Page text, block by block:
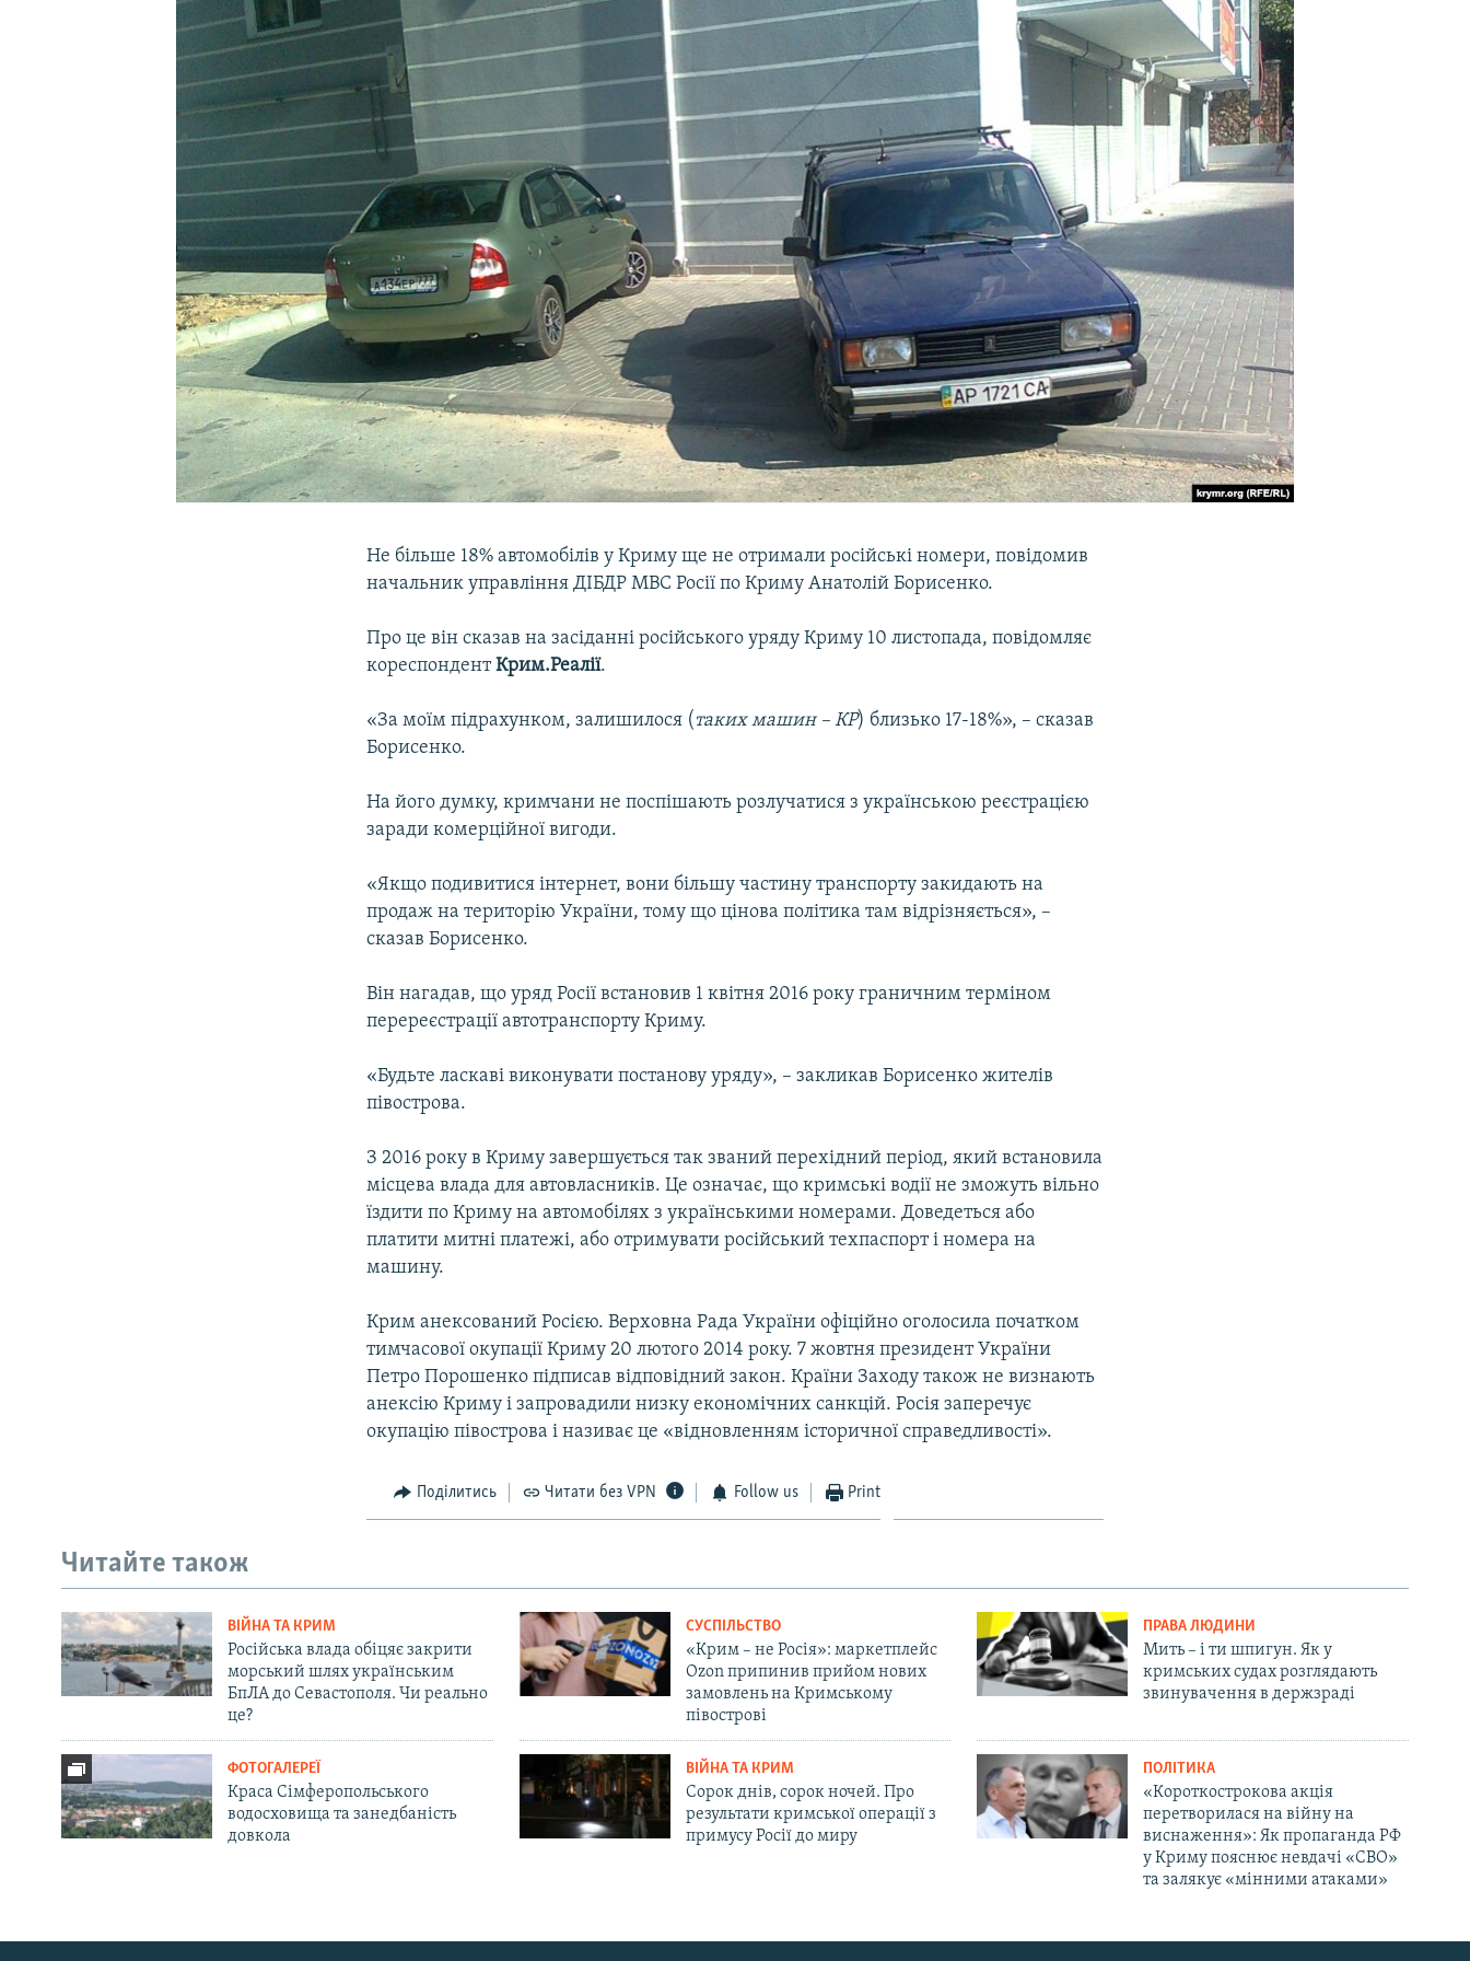
УКРАЇНСЬКА ПРОБЛЕМА КРИМУ
Русский
Не більше 18% автомобілів у Криму ще не отримали російські номери, повідомив
начальник управління ДІБДР МВС Росії по Криму Анатолій Борисенко.
Про це він сказав на засіданні російського уряду Криму 10 листопада, повідомляє
кореспондентКрим.Реалії.
«За моїм підрахунком, залишилося ( таких машин – КР) близько 17-18%», – сказав
Борисенко.
На його думку, кримчани не поспішають розлучатися з українською реєстрацією
заради комерційної вигоди.
«Якщо подивитися інтернет, вони більшу частину транспорту закидають на
продаж на територію України, тому що цінова політика там відрізняється», –
сказав Борисенко.
Він нагадав, що уряд Росії встановив 1 квітня 2016 року граничним терміном
перереєстрації автотранспорту Криму.
«Будьте ласкаві виконувати постанову уряду», – закликав Борисенко жителів
півострова.
З 2016 року в Криму завершується так званий перехідний період, який встановила
місцева влада для автовласників. Це означає, що кримські водії не зможуть вільно
їздити по Криму на автомобілях з українськими номерами. Доведеться або
платити митні платежі, або отримувати російський техпаспорт і номера на
машину.
Крим анексований Росією. Верховна Рада України офіційно оголосила початком
тимчасової окупації Криму 20 лютого 2014 року. 7 жовтня президент України
Петро Порошенко підписав відповідний закон. Країни Заходу також не визнають
анексію Криму і запровадили низку економічних санкцій. Росія заперечує
окупацію півострова і називає це «відновленням історичної справедливості».
Поділитись Читати без VPN Follow us Print
Читайте також
ВІЙНА ТА КРИМ
Російська влада обіцяє закрити
морський шлях українським
БпЛА до Севастополя. Чи реально
це?
СУСПІЛЬСТВО
«Крим – не Росія»: маркетплейс
Ozon припинив прийом нових
замовлень на Кримському
півострові
ПРАВА ЛЮДИНИ
Мить – і ти шпигун. Як у
кримських судах розглядають
звинувачення в держзраді
ФОТОГАЛЕРЕЇ
Краса Сімферопольського
водосховища та занедбаність
довкола
ВІЙНА ТА КРИМ
Сорок днів, сорок ночей. Про
результати кримської операції з
примусу Росії до миру
ПОЛІТИКА
«Короткострокова акція
перетворилася на війну на
виснаження»: Як пропаганда РФ
у Криму пояснює невдачі «СВО»
та залякує «мінними атаками»